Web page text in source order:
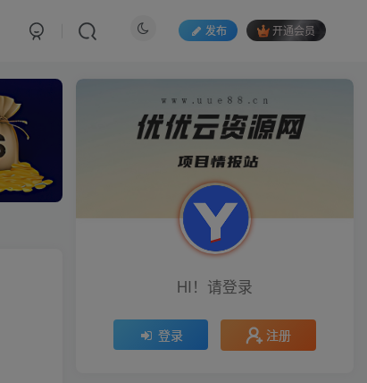
发布 开通会员
HI！请登录
登录 注册